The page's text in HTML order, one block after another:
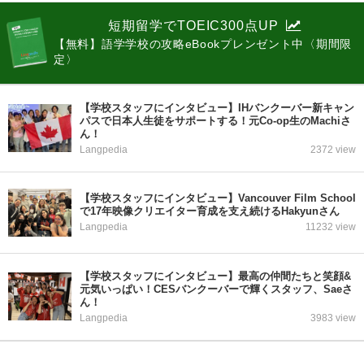
短期留学でTOEIC300点UP
【無料】語学学校の攻略eBookプレンゼント中〈期間限
定〉
【学校スタッフにインタビュー】IHバンクーバー新キャン
パスで日本人生徒をサポートする！元Co-op生のMachiさ
ん！
Langpedia 2372 view
【学校スタッフにインタビュー】Vancouver Film School
で17年映像クリエイター育成を支え続けるHakyunさん
Langpedia 11232 view
【学校スタッフにインタビュー】最高の仲間たちと笑顔&
元気いっぱい！CESバンクーバーで輝くスタッフ、Saeさ
ん！
Langpedia 3983 view